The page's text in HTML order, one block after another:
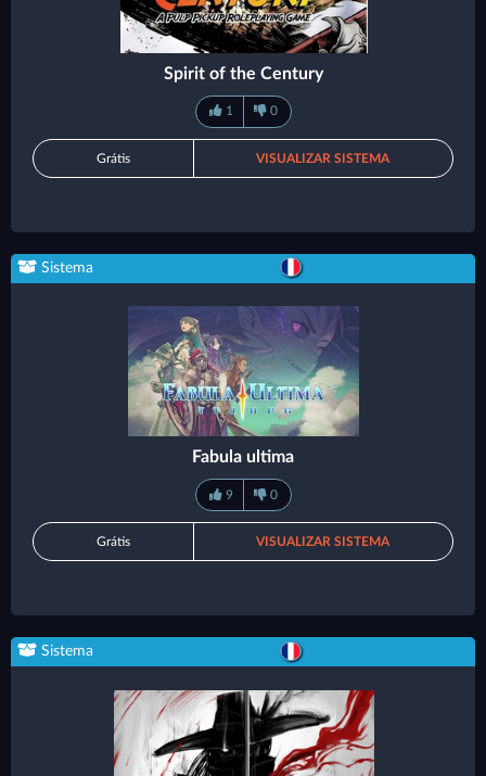
Spirit of the Century
1 0
Grátis VISUALIZAR SISTEMA
Sistema
Fabula ultima
9 0
Grátis VISUALIZAR SISTEMA
Sistema